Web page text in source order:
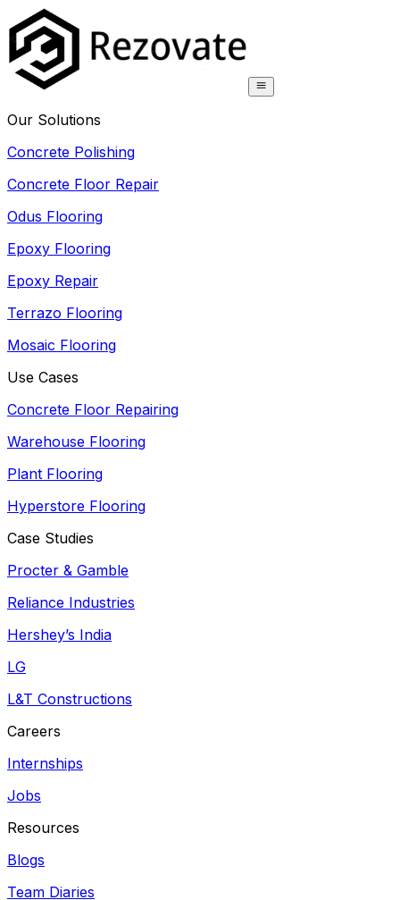
Our Solutions
Concrete Polishing
Concrete Floor Repair
Odus Flooring
Epoxy Flooring
Epoxy Repair
Terrazo Flooring
Mosaic Flooring
Use Cases
Concrete Floor Repairing
Warehouse Flooring
Plant Flooring
Hyperstore Flooring
Case Studies
Procter & Gamble
Reliance Industries
Hershey’s India
LG
L&T Constructions
Careers
Internships
Jobs
Resources
Blogs
Team Diaries